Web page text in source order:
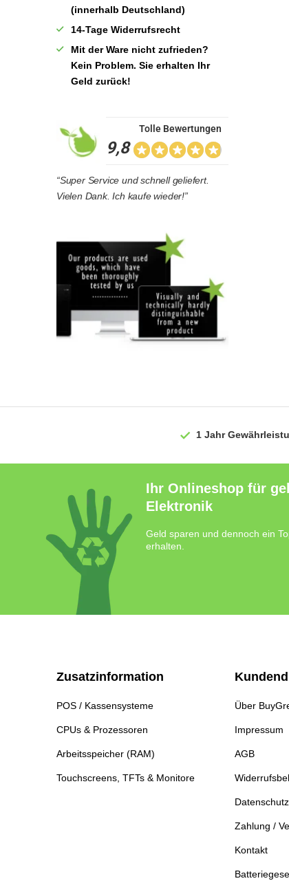
(innerhalb Deutschland)
14-Tage Widerrufsrecht
Mit der Ware nicht zufrieden?
Kein Problem. Sie erhalten Ihr
Geld zurück!
9,8
Tolle Bewertungen
“Super Service und schnell geliefert.
Vielen Dank. Ich kaufe wieder!”
1 Jahr
Ihr Onlineshop für
Elektronik
Geld sparen und dennoch ein
erhalten.
Zusatzinformation
POS / Kassensysteme
CPUs & Prozessoren
Arbeitsspeicher (RAM)
Touchscreens, TFTs & Monitore
Über
Impressum
AGB
Zahlung /
Kontakt